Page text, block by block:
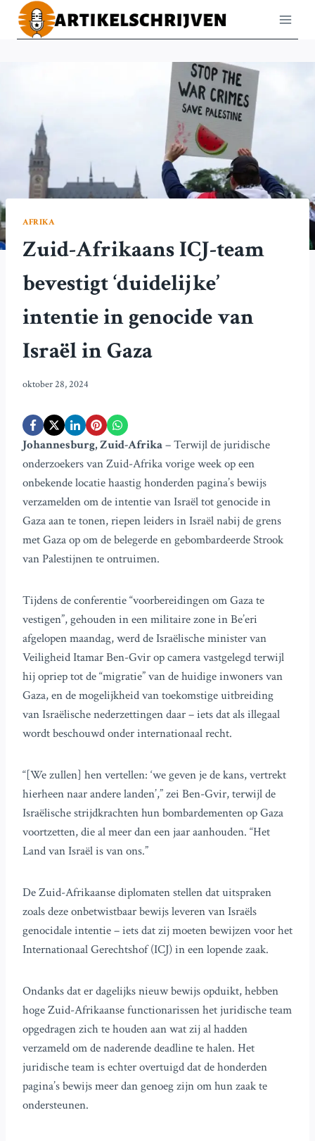
Doorgaan
naar
AFRIKA
Zuid-Afrikaans ICJ-team
bevestigt ‘duidelijke’
intentie in genocide van
Israël in Gaza
oktober 28, 2024
Johannesburg, Zuid-Afrika– Terwijl de juridische
onderzoekers van Zuid-Afrika vorige week op een
onbekende locatie haastig honderden pagina’s bewijs
verzamelden om de intentie van Israël tot genocide in
Gaza aan te tonen, riepen leiders in Israël nabij de grens
met Gaza op om de belegerde en gebombardeerde Strook
van Palestijnen te ontruimen.
Tijdens de conferentie “voorbereidingen om Gaza te
vestigen”, gehouden in een militaire zone in Be’eri
afgelopen maandag, werd de Israëlische minister van
Veiligheid Itamar Ben-Gvir op camera vastgelegd terwijl
hij opriep tot de “migratie” van de huidige inwoners van
Gaza, en de mogelijkheid van toekomstige uitbreiding
van Israëlische nederzettingen daar – iets dat als illegaal
wordt beschouwd onder internationaal recht.
“[We zullen] hen vertellen: ‘we geven je de kans, vertrekt
hierheen naar andere landen’,” zei Ben-Gvir, terwijl de
Israëlische strijdkrachten hun bombardementen op Gaza
voortzetten, die al meer dan een jaar aanhouden. “Het
Land van Israël is van ons.”
De Zuid-Afrikaanse diplomaten stellen dat uitspraken
zoals deze onbetwistbaar bewijs leveren van Israëls
genocidale intentie – iets dat zij moeten bewijzen voor het
Internationaal Gerechtshof (ICJ) in een lopende zaak.
Ondanks dat er dagelijks nieuw bewijs opduikt, hebben
hoge Zuid-Afrikaanse functionarissen het juridische team
opgedragen zich te houden aan wat zij al hadden
verzameld om de naderende deadline te halen. Het
juridische team is echter overtuigd dat de honderden
pagina’s bewijs meer dan genoeg zijn om hun zaak te
ondersteunen.